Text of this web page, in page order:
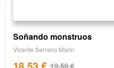
Soñando monstruos
Vicente Serrano Marín
19,50€